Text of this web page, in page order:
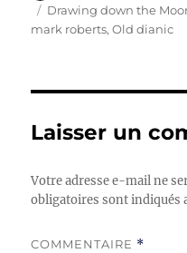
le
Étiquettes
Drawing down the
mark roberts,Old dianic
Laisser un
Votre adresse e-mail ne
obligatoires sont indiqués
COMMENTAIRE *